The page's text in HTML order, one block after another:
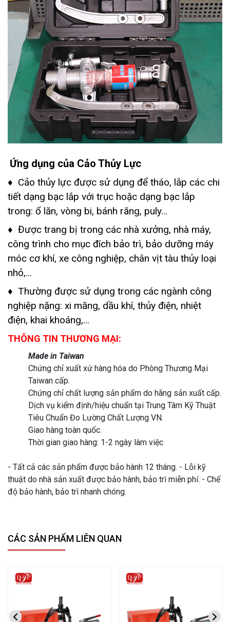
Ứng dụng của Cảo Thủy Lực
♦ Cảo thủy lực được sử dụng để tháo, lắp các chi
tiết dạng bạc lắp với trục hoặc dạng bạc lắp
trong: ổ lăn, vòng bi, bánh răng, puly…
♦ Được trang bị trong các nhà xưởng, nhà máy,
công trình cho mục đích bảo trì, bảo dưỡng máy
móc cơ khí, xe công nghiệp, chân vịt tàu thủy loại
nhỏ,…
♦ Thường được sử dụng trong các ngành công
nghiệp nặng: xi măng, dầu khí, thủy điện, nhiệt
điện, khai khoáng,…
THÔNG TIN THƯƠNG MẠI:
Made in Taiwan
Chứng chỉ xuất xứ hàng hóa do Phòng Thương Mại
Taiwan cấp.
Chứng chỉ chất lượng sản phẩm do hãng sản xuất cấp.
Dịch vụ kiểm định/hiệu chuẩn tại Trung Tâm Kỹ Thuật
Tiêu Chuẩn Đo Lường Chất Lượng VN.
Giao hàng toàn quốc.
Thời gian giao hàng: 1-2 ngày làm việc
- Tất cả các sản phẩm được bảo hành 12 tháng. - Lỗi kỹ
thuật do nhà sản xuất được bảo hành, bảo trì miễn phí. - Chế
độ bảo hành, bảo trì nhanh chóng.
CÁC SẢN PHẨM LIÊN QUAN